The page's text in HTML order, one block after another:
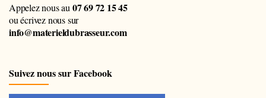
Appelez nous au 07 69 72 15 45
ou écrivez nous sur
info@materieldubrasseur.com
Suivez nous sur Facebook